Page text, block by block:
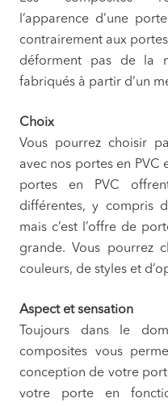
l’apparence d’une
contrairement aux
déforment pas de la
fabriqués à partir d’un
Choix
Vous pourrez choisir
avec nos portes en PVC
portes en PVC
différentes, y compris
mais c’est l’offre de
grande. Vous pourrez
couleurs, de styles et
Aspect et sensation
Toujours dans le
composites vous
conception de votre
votre porte en